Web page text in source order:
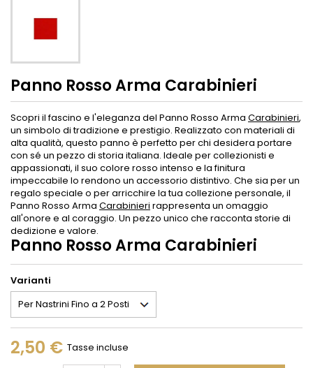
Panno Rosso Arma Carabinieri
Scopri il fascino e l'eleganza del Panno Rosso Arma Carabinieri,
un simbolo di tradizione e prestigio. Realizzato con materiali di
alta qualità, questo panno è perfetto per chi desidera portare
con sé un pezzo di storia italiana. Ideale per collezionisti e
appassionati, il suo colore rosso intenso e la finitura
impeccabile lo rendono un accessorio distintivo. Che sia per un
regalo speciale o per arricchire la tua collezione personale, il
Panno Rosso Arma Carabinieri rappresenta un omaggio
all'onore e al coraggio. Un pezzo unico che racconta storie di
dedizione e valore.
Panno Rosso Arma Carabinieri
Varianti
2,50 € Tasse incluse